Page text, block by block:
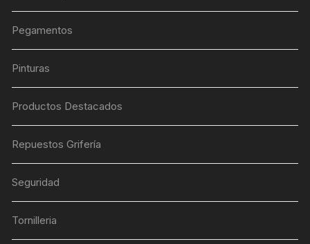
Pegamentos
Pinturas
Productos Destacados
Repuestos Grifería
Seguridad
Tornilleria